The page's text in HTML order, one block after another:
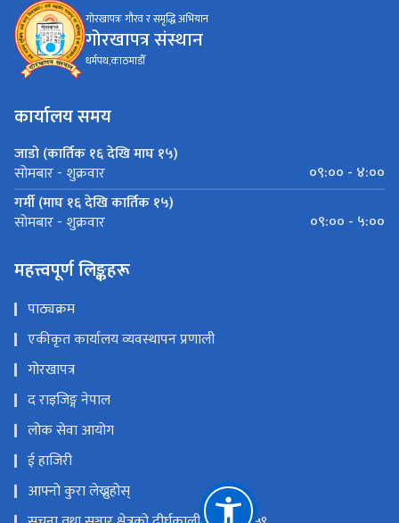
गोरखापत्रः गौरव र समृद्धि अभियान
गोरखापत्र संस्थान
धर्मपथ,काठमाडौँ
कार्यालय समय
जाडो (कार्तिक १६ देखि माघ १५)
सोमबार - शुक्रवार
०९:०० - ४:००
गर्मी (माघ १६ देखि कार्तिक १५)
सोमबार - शुक्रवार ०९:०० - ५:००
महत्त्वपूर्ण लिङ्कहरू
पाठ्यक्रम
एकीकृत कार्यालय व्यवस्थापन प्रणाली
गोरखापत्र
द राइजिङ्ग नेपाल
लोक सेवा आयोग
ई हाजिरी
आफ्नो कुरा लेख्नुहोस्